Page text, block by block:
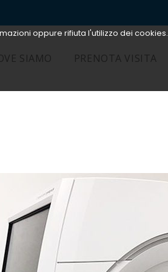
SIAMO PRENOTA VISITA
oppure rifiuta l'utilizzo dei cookies.